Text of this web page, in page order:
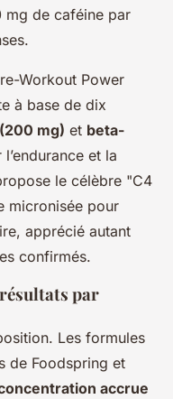
de caféine par
Workout Power
à base de dix
mg) et beta-
et la
le célèbre "C4
micronisée pour
apprécié autant
confirmés.
par
Les formules
de Foodspring et
accrue